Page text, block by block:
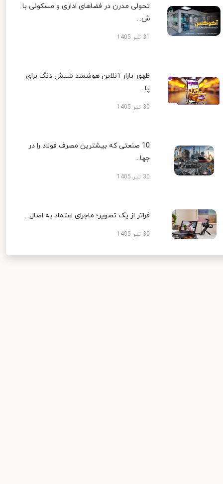
تحولی مدرن در فضاهای اداری و مسکونی با
ش...
ظهور بازار آنلاین هوشمند شیش دنگ برای
پا...
30 تیر 1405
10 صنعتی که بیشترین مصرف فولاد را در
جها...
30 تیر 1405
فراتر از یک تصویر؛ ماجرای اعتماد به اصال...
30 تیر 1405